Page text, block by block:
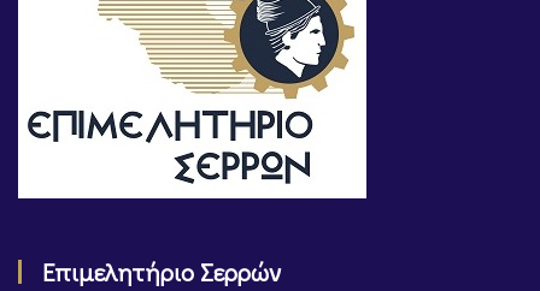
Επιμελητήριο Σερρών